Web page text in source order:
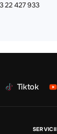
22 427 933
Tiktok
SERVICII